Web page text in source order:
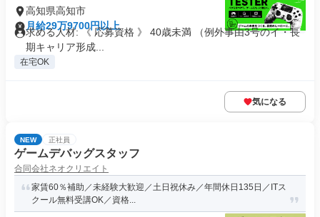
高知県高知市
月給29万9700円以上
求める人材: 《 応募資格 》 40歳未満 （例外事由3号のイ・長
期キャリア形成...
在宅OK
気になる
NEW 正社員
ゲームデバッグスタッフ
合同会社ネオクリエイト
家賃60％補助／未経験大歓迎／土日祝休み／年間休日135日／ITス
クール無料受講OK／資格...